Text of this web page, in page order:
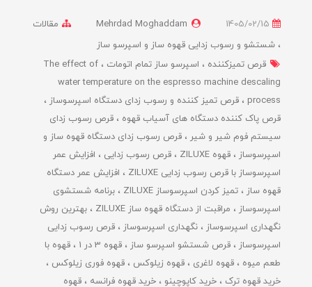
Mehrdad Moghaddam
مقالات
شستشو و رسوب زدایی قهوه ساز و اسپرسو ساز
قرص تمیزکننده
اسپرسو ساز تمام اتومات
The effect of
water temperature on the espresso machine descaling
process
قرص تمیز کننده و رسوب زدای دستگاه اسپرسوساز
قرص پاک کننده دستگاه های آسیاب قهوه
قرص رسوب زدای
سیستم فوم شیر و شیر
قرص رسوب زدای دستگاه قهوه ساز و
اسپرسوساز
قهوه ZILUXE قرص رسوب زدایی
افزایش عمر
اسپرسوساز با قرص رسوب زدایی ZILUXE
افزایش عمر دستگاه
قهوه ساز
تمیز کردن اسپرسوساز ZILUXE
برنامه شستشوی
اسپرسوساز
مراقبت از دستگاه قهوه ساز ZILUXE
بهترین روش
نگهداری اسپرسوساز
نگهداری اسپرسوساز
قرص رسوب زدایی
اسپرسوساز
قرص شستشو اسپرسو ساز قهوه 3 در 1
قهوه با
طعم میوه
قهوه لاغری قهوه زیلوکس
قهوه فوری زیلوکس
خرید قهوه ترک
خرید کاپوچینو خرید قهوه فرانسه قهوه